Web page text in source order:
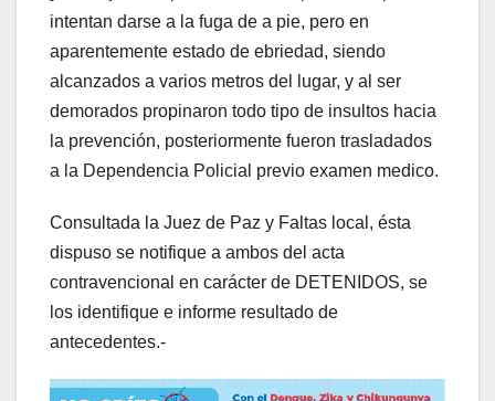
intentan darse a la fuga de a pie, pero en
aparentemente estado de ebriedad, siendo
alcanzados a varios metros del lugar, y al ser
demorados propinaron todo tipo de insultos hacia
la prevención, posteriormente fueron trasladados
a la Dependencia Policial previo examen medico.
Consultada la Juez de Paz y Faltas local, ésta
dispuso se notifique a ambos del acta
contravencional en carácter de DETENIDOS, se
los identifique e informe resultado de
antecedentes.-